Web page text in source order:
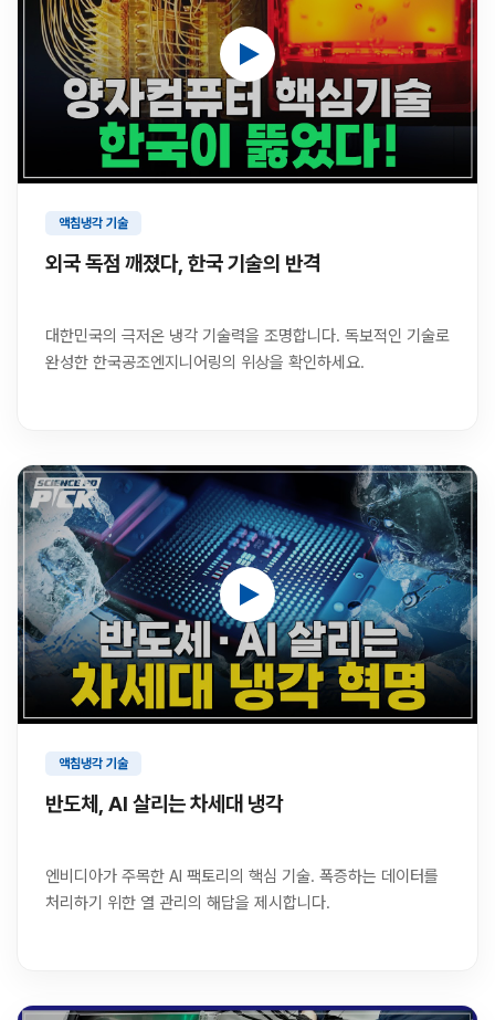
액침냉각 기술
외국 독점 깨졌다, 한국 기술의 반격
대한민국의 극저온 냉각 기술력을 조명합니다. 독보적인 기술로
완성한 한국공조엔지니어링의 위상을 확인하세요.
액침냉각 기술
반도체, AI 살리는 차세대 냉각
엔비디아가 주목한 AI 팩토리의 핵심 기술. 폭증하는 데이터를
처리하기 위한 열 관리의 해답을 제시합니다.